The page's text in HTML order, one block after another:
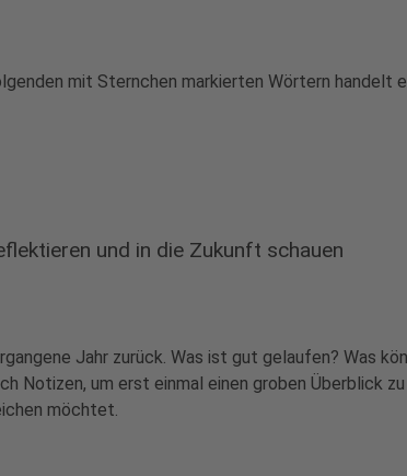
mit Sternchen markierten Wörtern handelt
und in die Zukunft schauen
Jahr zurück. Was ist gut gelaufen? Was
Notizen, um erst einmal einen groben Überblick
möchtet.